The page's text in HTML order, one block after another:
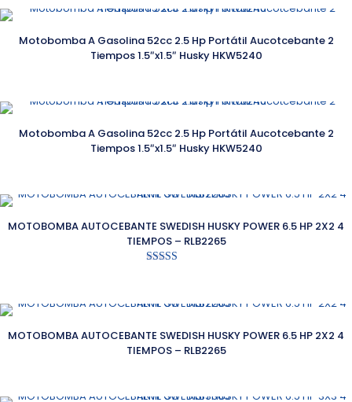
Motobomba A Gasolina 52cc 2.5 Hp Portátil Aucotcebante 2
Tiempos 1.5″x1.5″ Husky HKW5240
Motobomba A Gasolina 52cc 2.5 Hp Portátil Aucotcebante 2
Tiempos 1.5″x1.5″ Husky HKW5240
MOTOBOMBA AUTOCEBANTE SWEDISH HUSKY POWER 6.5 HP 2X2 4
TIEMPOS – RLB2265
MOTOBOMBA AUTOCEBANTE SWEDISH HUSKY POWER 6.5 HP 2X2 4
TIEMPOS – RLB2265